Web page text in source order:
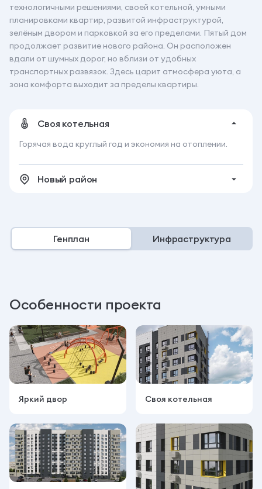
технологичными решениями, своей котельной, умными
планировками квартир, развитой инфраструктурой,
зелёным двором и парковкой за его пределами. Пятый дом
продолжает развитие нового района. Он расположен
вдали от шумных дорог, но вблизи от удобных
транспортных развязок. Здесь царит атмосфера уюта, а
зона комфорта выходит за пределы квартиры.
Своя котельная
Горячая вода круглый год и экономия на отоплении.
Новый район
Генплан Инфраструктура
Особенности проекта
Яркий двор Своя котельная